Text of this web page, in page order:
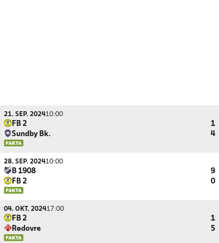
21. SEP. 202410:00
FB 2
1
Sundby Bk.
4
28. SEP. 202410:00
B 1908
9
FB 2
0
04. OKT. 202417:00
FB 2
1
Rødovre
5